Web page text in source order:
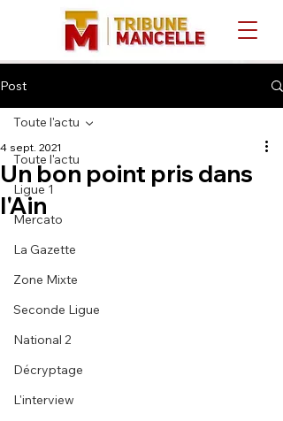
Post
Toute l'actu
Ligue 1
Mercato
La Gazette
Zone Mixte
Seconde Ligue
National 2
Décryptage
L'interview
Toute l'actu
Un bon point pris dans
l'Ain
4 sept. 2021